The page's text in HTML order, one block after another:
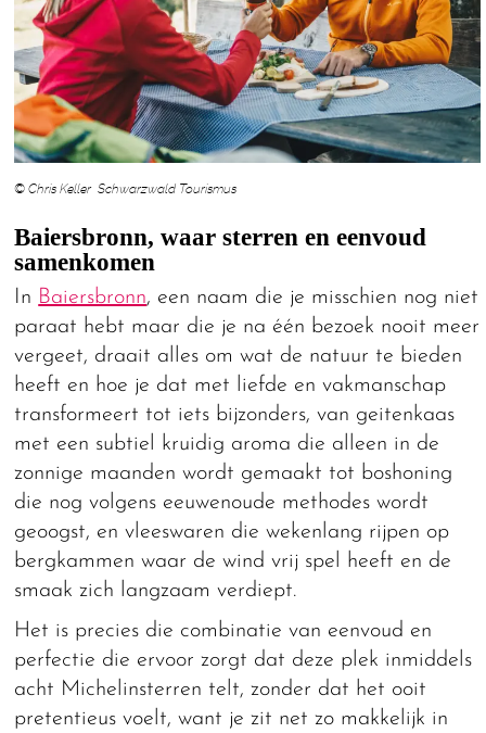
© Chris Keller Schwarzwald Tourismus
Baiersbronn, waar sterren en eenvoud
samenkomen
In Baiersbronn, een naam die je misschien nog niet
paraat hebt maar die je na één bezoek nooit meer
vergeet, draait alles om wat de natuur te bieden
heeft en hoe je dat met liefde en vakmanschap
transformeert tot iets bijzonders, van geitenkaas
met een subtiel kruidig aroma die alleen in de
zonnige maanden wordt gemaakt tot boshoning
die nog volgens eeuwenoude methodes wordt
geoogst, en vleeswaren die wekenlang rijpen op
bergkammen waar de wind vrij spel heeft en de
smaak zich langzaam verdiept.
Het is precies die combinatie van eenvoud en
perfectie die ervoor zorgt dat deze plek inmiddels
acht Michelinsterren telt, zonder dat het ooit
pretentieus voelt, want je zit net zo makkelijk in